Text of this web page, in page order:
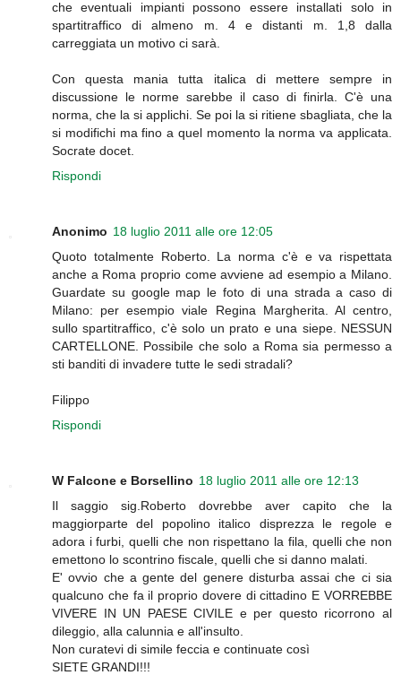
che eventuali impianti possono essere installati solo in
spartitraffico di almeno m. 4 e distanti m. 1,8 dalla
carreggiata un motivo ci sarà.
Con questa mania tutta italica di mettere sempre in
discussione le norme sarebbe il caso di finirla. C'è una
norma, che la si applichi. Se poi la si ritiene sbagliata, che la
si modifichi ma fino a quel momento la norma va applicata.
Socrate docet.
Rispondi
Anonimo 18 luglio 2011 alle ore 12:05
Quoto totalmente Roberto. La norma c'è e va rispettata
anche a Roma proprio come avviene ad esempio a Milano.
Guardate su google map le foto di una strada a caso di
Milano: per esempio viale Regina Margherita. Al centro,
sullo spartitraffico, c'è solo un prato e una siepe. NESSUN
CARTELLONE. Possibile che solo a Roma sia permesso a
sti banditi di invadere tutte le sedi stradali?
Filippo
Rispondi
W Falcone e Borsellino 18 luglio 2011 alle ore 12:13
Il saggio sig.Roberto dovrebbe aver capito che la
maggiorparte del popolino italico disprezza le regole e
adora i furbi, quelli che non rispettano la fila, quelli che non
emettono lo scontrino fiscale, quelli che si danno malati.
E' ovvio che a gente del genere disturba assai che ci sia
qualcuno che fa il proprio dovere di cittadino E VORREBBE
VIVERE IN UN PAESE CIVILE e per questo ricorrono al
dileggio, alla calunnia e all'insulto.
Non curatevi di simile feccia e continuate così
SIETE GRANDI!!!